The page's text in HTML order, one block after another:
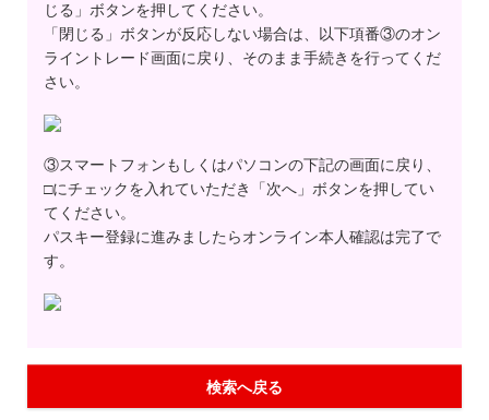
じる」ボタンを押してください。
「閉じる」ボタンが反応しない場合は、以下項番③のオン
ライントレード画面に戻り、そのまま手続きを行ってくだ
さい。
③スマートフォンもしくはパソコンの下記の画面に戻り、
□にチェックを入れていただき「次へ」ボタンを押してい
てください。
パスキー登録に進みましたらオンライン本人確認は完了で
す。
検索へ戻る